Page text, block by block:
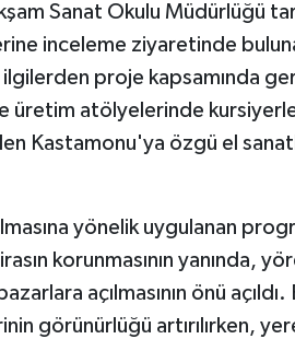
Sanat Okulu Müdürlüğü
inceleme ziyaretinde
proje kapsamında
üretim atölyelerinde
Kastamonu'ya özgü el
yönelik uygulanan
korunmasının yanında,
açılmasının önü
görünürlüğü artırılırken,